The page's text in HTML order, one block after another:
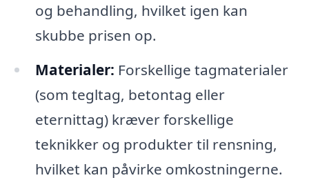
og behandling, hvilket igen kan
skubbe prisen op.
Materialer: Forskellige tagmaterialer
(som tegltag, betontag eller
eternittag) kræver forskellige
teknikker og produkter til rensning,
hvilket kan påvirke omkostningerne.